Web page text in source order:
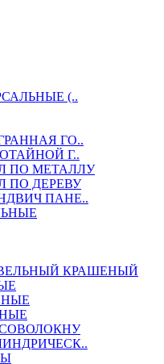
(..
ГО..
Г..
ПО МЕТАЛЛУ
ПО ДЕРЕВУ
ПАНЕ..
КРАШЕНЫЙ